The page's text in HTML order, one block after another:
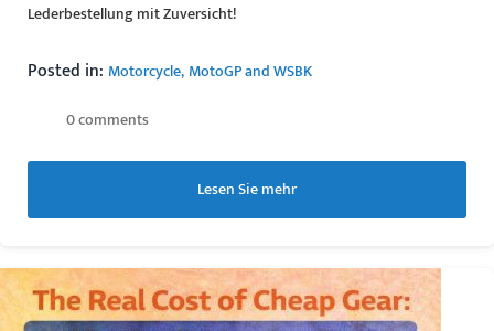
Lederbestellung mit Zuversicht!
Posted in: Motorcycle MotoGP and WSBK
0 comments
Lesen Sie mehr